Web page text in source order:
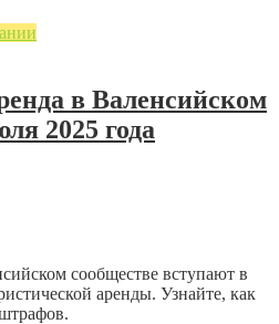
в Валенсийском
2025 года
сообществе вступают в
аренды. Узнайте, как